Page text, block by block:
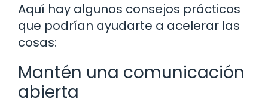
Aquí hay algunos consejos prácticos
que podrían ayudarte a acelerar las
cosas:
Mantén una comunicación
abierta